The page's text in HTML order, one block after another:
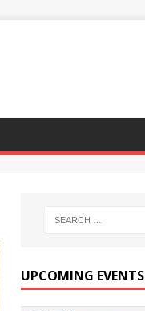
UPCOMING EVENTS